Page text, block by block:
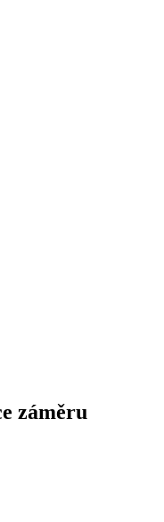
záměru